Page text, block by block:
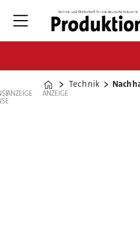
Home
Technik
ANZEIGE ANZEIGE